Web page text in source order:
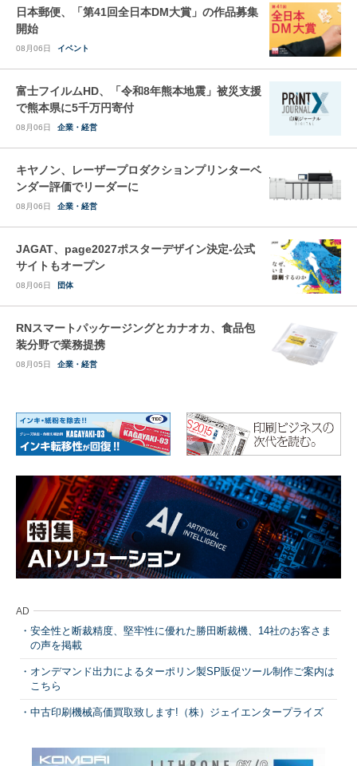
日本郵便、「第41回全日本DM大賞」の作品募集
開始
08月06日 イベント
富士フイルムHD、「令和8年熊本地震」被災支援
で熊本県に5千万円寄付
08月06日 企業・経営
キヤノン、レーザープロダクションプリンターベ
ンダー評価でリーダーに
08月06日 企業・経営
JAGAT、page2027ポスターデザイン決定-公式
サイトもオープン
08月06日 団体
RNスマートパッケージングとカナオカ、食品包
装分野で業務提携
08月05日 企業・経営
AD
安全性と断裁精度、堅牢性に優れた勝田断裁機、14社のお客さま
の声を掲載
オンデマンド出力によるターポリン製SP販促ツール制作ご案内は
こちら
中古印刷機械高価買取致します!（株）ジェイエンタープライズ